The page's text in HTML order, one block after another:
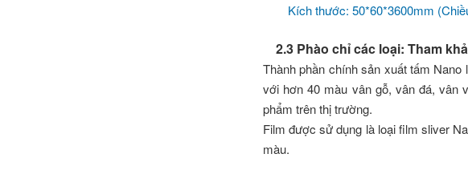
Kích thước: 50*60*3600mm
2.3 Phào chỉ các loại: Tham
Thành phần chính sản xuất tấm
với hơn 40 màu vân gỗ, vân đá, vân
phẩm trên thị trường.
Film được sử dụng là loại film sliver
màu.